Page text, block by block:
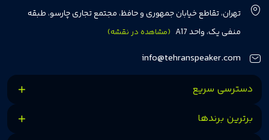
مشتریان بتوانند با خیالی آسوده از انتخاب خود لذت ببرند. ما به رضایت و اعتماد
مشتریان اهمیت می‌دهیم و همواره در تلاشیم تا بهترین‌ها را برای آن‌ها فراهم
کنیم.
تهران، تقاطع خیابان جمهوری و حافظ، مجتمع تجاری چارسو، طبقه
منفی یک، واحد A17
(مشاهده در نقشه)
info@tehranspeaker.com
دسترسی سریع
برترین برندها